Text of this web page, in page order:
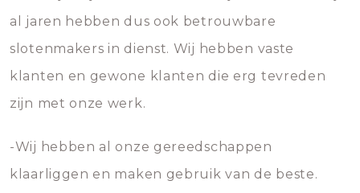
al jaren hebben dus ook betrouwbare
slotenmakers in dienst. Wij hebben vaste
klanten en gewone klanten die erg tevreden
zijn met onze werk.
-Wij hebben al onze gereedschappen
klaarliggen en maken gebruik van de beste.